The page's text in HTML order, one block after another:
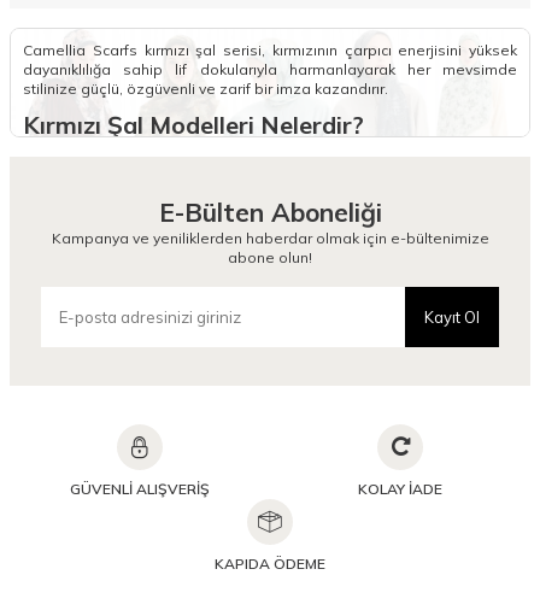
Camellia Scarfs kırmızı şal serisi, kırmızının çarpıcı enerjisini yüksek
dayanıklılığa sahip lif dokularıyla harmanlayarak her mevsimde
stilinize güçlü, özgüvenli ve zarif bir imza kazandırır.
Kırmızı Şal Modelleri Nelerdir?
estetik sunan işlevsel tekstil aksesuarlarıdır. Kırmızı ipek şal ve kırmızı
şal ipek seçenekleri, doğal protein liflerinin sunduğu parlaklık ile
yüksek nefes alabilirlik sağlayan teknik parçalardır. Koyu kırmızı şal
tasarımları kış aylarında derinlik katarken, kırmızı pamuklu şal
teknik dikişlerle hazırlanmıştır.
Kırmızı şal modelleri koleksiyonunda yer alan kırmızı kalın şal ürünleri,
geçirilerek uzun ömürlü kullanım standartlarıyla kullanıcıya
ulaştırılmaktadır. Kırmızı şal modelleri, her cilt alt tonuna uyum
sağlayacak geniş bir renk skalasında markamızın teknik dokuma
uzmanlığını yansıtacak şekilde sunulmaktadır.
Kırmızı Şal Nasıl Kombinlenir?
Kırmızı şal kombinleri, kırmızının dinamik yapısını siyah, beyaz, gri ve
E-Bülten Aboneliği
Kampanya ve yeniliklerden haberdar olmak için e-bültenimize
abone olun!
Kayıt Ol
GÜVENLİ ALIŞVERİŞ KOLAY İADE
KAPIDA ÖDEME